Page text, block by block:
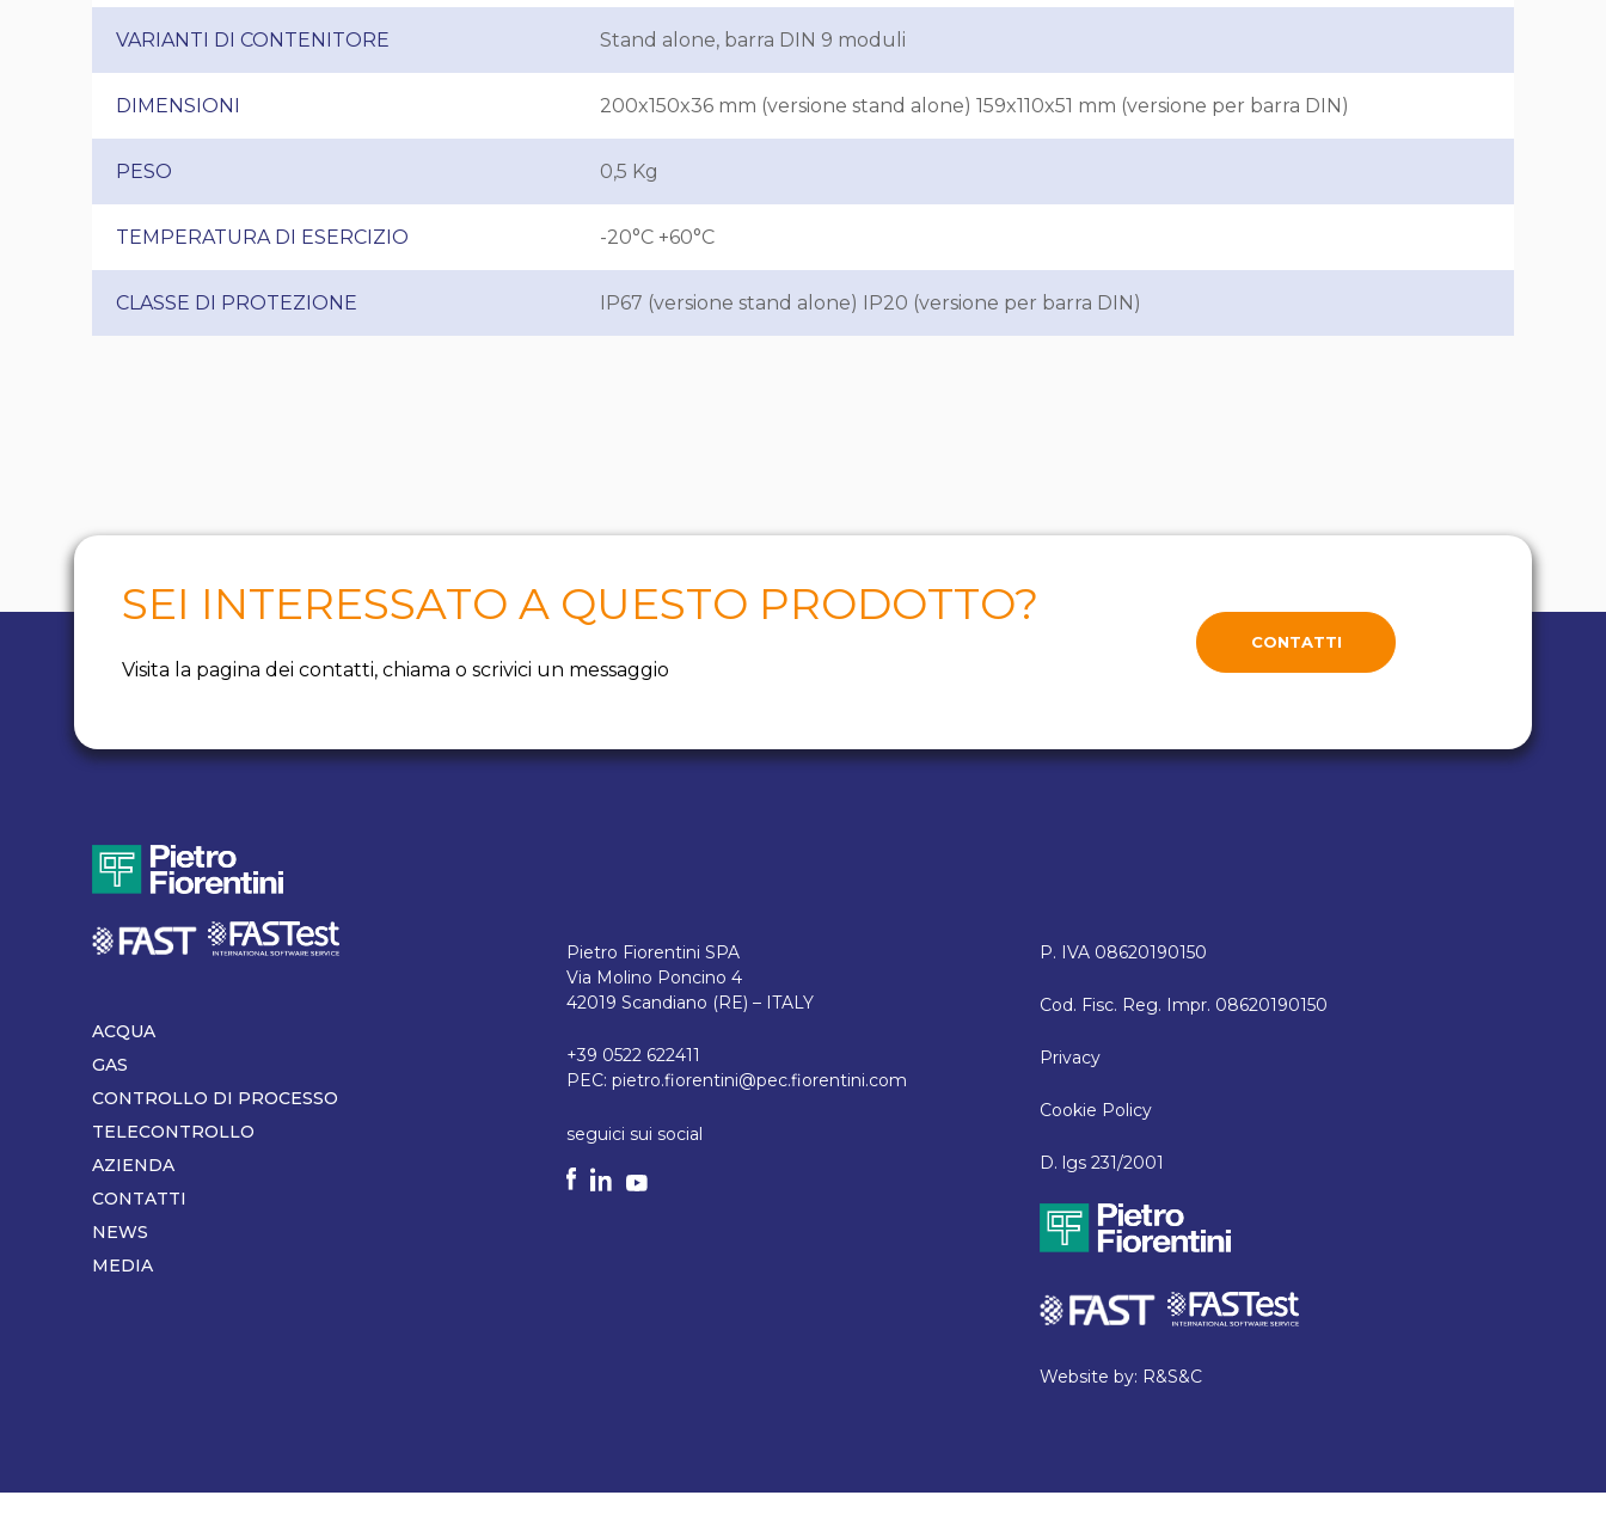
VARIANTI DI CONTENITORE Stand alone, barra DIN 9 moduli
DIMENSIONI 200x150x36 mm (versione stand alone) 159x110x51 mm (versione per barra DIN)
PESO 0,5 Kg
TEMPERATURA DI ESERCIZIO -20°C +60°C
CLASSE DI PROTEZIONE IP67 (versione stand alone) IP20 (versione per barra DIN)
SEI INTERESSATO A QUESTO PRODOTTO?
Visita la pagina dei contatti, chiama o scrivici un messaggio
CONTATTI
Piè
di
pagina
ACQUA
GAS
CONTROLLO DI PROCESSO
TELECONTROLLO
AZIENDA
CONTATTI
NEWS
MEDIA
Pietro Fiorentini SPA
Via Molino Poncino 4
42019 Scandiano (RE) – ITALY
+39 0522 622411
PEC: pietro.fiorentini@pec.fiorentini.com
seguici sui social
P. IVA 08620190150
Cod. Fisc. Reg. Impr. 08620190150
Privacy
Cookie Policy
D. lgs 231/2001
Website by: R&S&C